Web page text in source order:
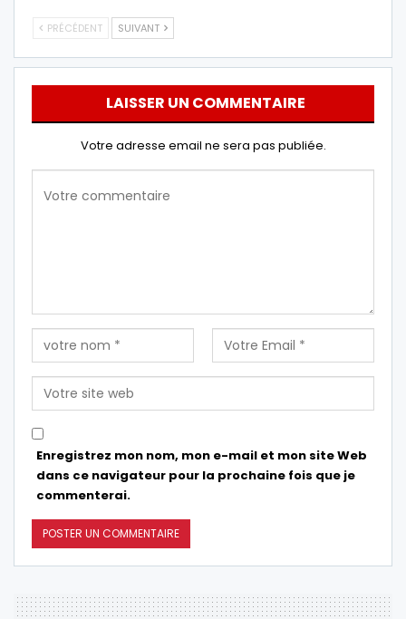
PRÉCÉDENT SUIVANT
LAISSER UN COMMENTAIRE
Votre adresse email ne sera pas publiée.
Enregistrez mon nom, mon e-mail et mon site Web
dans ce navigateur pour la prochaine fois que je
commenterai.